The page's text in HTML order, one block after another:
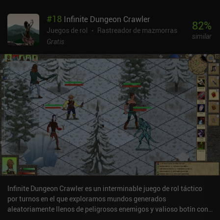
cuenta con sprites generados por la IA, y una función de auto-
batalla y auto-búsqueda para que apenas tengas que hacer nada
manualmente. También hay anuncios forzados, aunque se nos
interrumpen la jugabilidad, ya que sólo aparecen cuando salimos
de un menú. Por otro lado, la exploración, la artesanía y el
combate se desarrollan de forma muy parecida a la mayoría de los
RPG en primera persona por turnos, aunque sólo podemos
movernos hacia delante y hacia atrás. Es una extraña mezcla de lo
viejo y lo nuevo. A pesar de los defectos, la naturaleza relajante del
juego me ha parecido bastante agradable. Y aunque la música de
cada zona es simplemente "aceptable", hay muchos sonidos
atmosféricos que ayudan a dar vida al mundo, y especialmente a
Gomori. Hole of Abaddon se monetiza mediante anuncios
forzados, anuncios incentivados y un iAP de 5,99 $ para eliminar
todos los anuncios. En general, vale la pena probarlo para
cualquier fan de los RPG de la vieja escuela.
#18 Infinite Dungeon Crawler
Juegos de rol
Rastreador de mazmorras
Gratis
82%
similar
Infinite Dungeon Crawler es un interminable juego de rol táctico
por turnos en el que exploramos mundos generados
aleatoriamente llenos de peligrosos enemigos y valioso botín con